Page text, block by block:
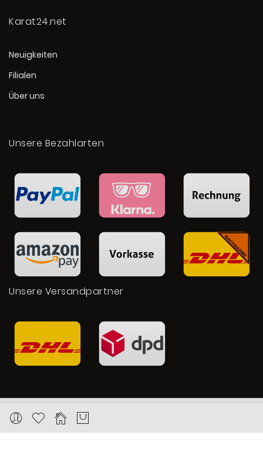
Karat24.net
Neuigkeiten
Filialen
Über uns
Unsere Bezahlarten
Unsere Versandpartner
Copyright © 2026 Karat24.net